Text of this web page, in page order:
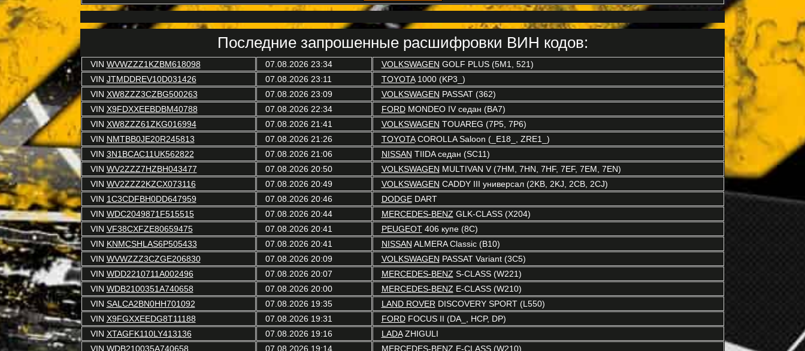
Последние запрошенные расшифровки ВИН кодов:
VIN WVWZZZ1KZBM618098 07.08.2026 23:34 VOLKSWAGEN GOLF PLUS (5M1, 521)
VIN JTMDDREV10D031426 07.08.2026 23:11 TOYOTA1000 (KP3_)
VIN XW8ZZZ3CZBG500263 07.08.2026 23:09 VOLKSWAGEN PASSAT (362)
VIN X9FDXXEEBDBM40788 07.08.2026 22:34 FORDMONDEO IV седан (BA7)
VIN XW8ZZZ61ZKG016994 07.08.2026 21:41 VOLKSWAGEN TOUAREG (7P5, 7P6)
VIN NMTBB0JE20R245813 07.08.2026 21:26 TOYOTACOROLLA Saloon (_E18_, ZRE1_)
VIN 3N1BCAC11UK562822 07.08.2026 21:06 NISSAN TIIDA седан (SC11)
VIN WV2ZZZ7HZBH043477 07.08.2026 20:50 VOLKSWAGEN MULTIVAN V (7HM, 7HN, 7HF, 7EF, 7EM, 7EN)
VIN WV2ZZZ2KZCX073116 07.08.2026 20:49 VOLKSWAGEN CADDY III универсал (2KB, 2KJ, 2CB, 2CJ)
VIN 1C3CDFBH0DD647959 07.08.2026 20:46 DODGEDART
VIN WDC2049871F515515 07.08.2026 20:44 MERCEDES-BENZ GLK-CLASS (X204)
VIN VF38CXFZE80659475 07.08.2026 20:41 PEUGEOT406 купе (8C)
VIN KNMCSHLAS6P505433 07.08.2026 20:41 NISSAN ALMERA Classic (B10)
VIN WVWZZZ3CZGE206830 07.08.2026 20:09 VOLKSWAGEN PASSAT Variant (3C5)
VIN WDD2210711A002496 07.08.2026 20:07 MERCEDES-BENZ S-CLASS (W221)
VIN WDB2100351A740658 07.08.2026 20:00 MERCEDES-BENZ E-CLASS (W210)
VIN SALCA2BN0HH701092 07.08.2026 19:35 LAND ROVER DISCOVERY SPORT (L550)
VIN X9FGXXEEDG8T11188 07.08.2026 19:31 FORDFOCUS II (DA_, HCP, DP)
VIN XTAGFK110LY413136 07.08.2026 19:16 LADAZHIGULI
VIN WDB210035A740658 07.08.2026 19:14 MERCEDES-BENZ E-CLASS (W210)